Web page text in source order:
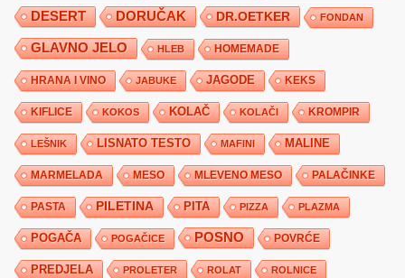
DESERT DORUČAK DR.OETKER FONDAN
GLAVNO JELO HLEB HOMEMADE
HRANA I VINO JABUKE JAGODE KEKS
KIFLICE KOKOS KOLAČ KOLAČI KROMPIR
LEŠNIK LISNATO TESTO MAFINI MALINE
MARMELADA MESO MLEVENO MESO PALAČINKE
PASTA PILETINA PITA PIZZA PLAZMA
POGAČA POGAČICE POSNO POVRĆE
PREDJELA PROLETER ROLAT ROLNICE